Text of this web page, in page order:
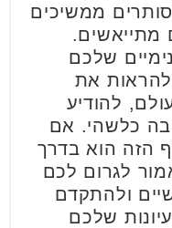
ממשיכים
שלכם
את
להודיע
כלשהי. אם
הזה הוא בדרך
לגרום לכם
ולהתקדם
שלכם